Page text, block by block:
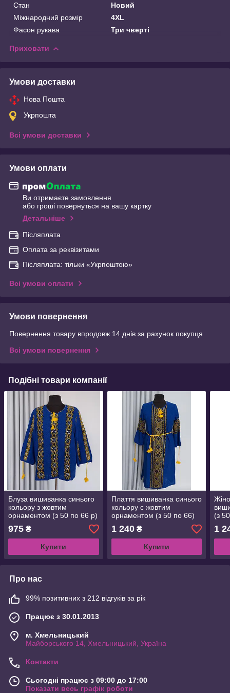
Стан
Новий
Міжнародний розмір
4XL
Фасон рукава
Три чверті
Приховати
Умови доставки
Нова Пошта
Укрпошта
Всі умови доставки
Умови оплати
Ви отримаєте замовлення
або гроші повернуться на вашу картку
Детальніше
Післяплата
Оплата за реквізитами
Післяплата: тільки «Укрпоштою»
Всі умови оплати
Умови повернення
Повернення товару впродовж 14 днів за рахунок покупця
Всі умови повернення
Подібні товари компанії
Блуза вишиванка синього
кольору з жовтим
орнаментом (з 50 по 66 р)
975 ₴
Купити
Плаття вишиванка синього
кольору с жовтим
орнаментом (з 50 по 66)
1 240₴
Купити
(з
1
Про нас
99% позитивних з 212 відгуків за рік
Працює з 30.01.2013
м. Хмельницький
Майборського 14, Хмельницький, Україна
Контакти
Сьогодні працює з 09:00 до 17:00
Показати весь графік роботи